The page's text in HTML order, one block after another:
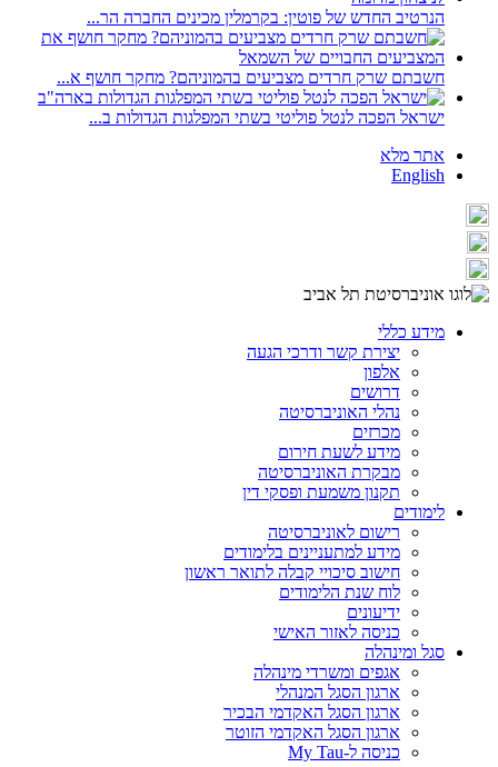
הנרטיב החדש של פוטין: בקרמלין מכינים החברה הר...
חשבתם שרק חרדים מצביעים בהמוניהם? מחקר חושף א...
ישראל הפכה לנטל פוליטי בשתי המפלגות הגדולות ב...
אתר מלא
English
מידע כללי
יצירת קשר ודרכי הגעה
אלפון
דרושים
נהלי האוניברסיטה
מכרזים
מידע לשעת חירום
מבקרת האוניברסיטה
תקנון משמעת ופסקי דין
לימודים
רישום לאוניברסיטה
מידע למתעניינים בלימודים
חישוב סיכויי קבלה לתואר ראשון
לוח שנת הלימודים
ידיעונים
כניסה לאזור האישי
סגל ומינהלה
אגפים ומשרדי מינהלה
ארגון הסגל המנהלי
ארגון הסגל האקדמי הבכיר
ארגון הסגל האקדמי הזוטר
כניסה ל-My Tau